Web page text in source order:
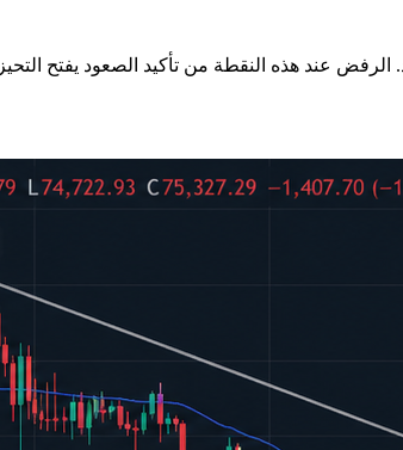
أن تتمكن من تحقيق اختراق جيد. الرفض عند هذه النقطة من تأكيد